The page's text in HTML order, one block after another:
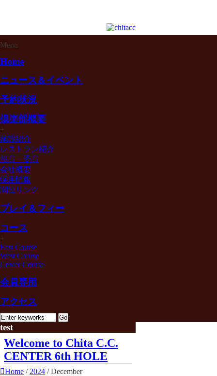
Menu
Home
ニュース＆イベント
予約状況
倶楽部概要
+
施設紹介
レストラン紹介
役員・委員
会社概要
採用情報
関連リンク
プレイ＆フィー
コース
+
East Course
West Course
Center Course
会員専用
アクセス
test
Welcome to Chita C.C.
CENTER 6th HOLE
Home / 2024 /December